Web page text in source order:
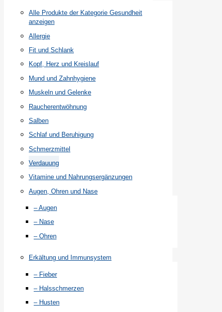
Alle Produkte der Kategorie Gesundheit
anzeigen
Allergie
Fit und Schlank
Kopf, Herz und Kreislauf
Mund und Zahnhygiene
Muskeln und Gelenke
Raucherentwöhnung
Salben
Schlaf und Beruhigung
Schmerzmittel
Verdauung
Vitamine und Nahrungsergänzungen
Augen, Ohren und Nase
– Augen
– Nase
– Ohren
Erkältung und Immunsystem
– Fieber
– Halsschmerzen
– Husten